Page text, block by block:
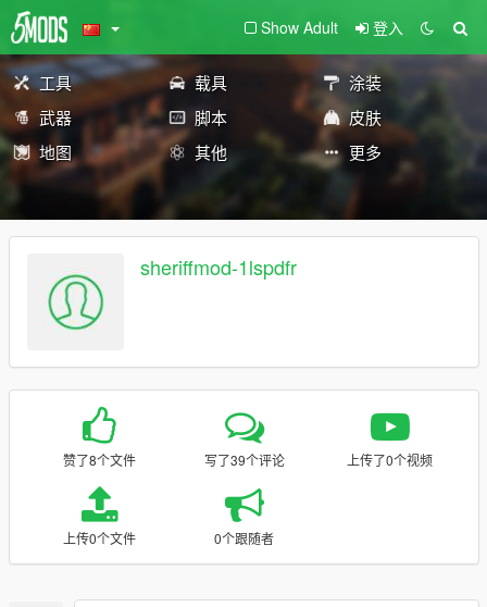
Show Adult 登入
工具 载具
涂装
武器
脚本
皮肤
地图
其他 更多
sheriffmod-1lspdfr
赞了8个文件 写了39个评论 上传了0个视频
上传0个文件 0个跟随者